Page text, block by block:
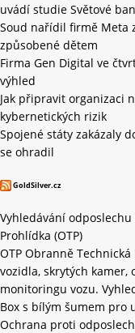
uvádí studie Světové
Soud nařídil firmě Meta
způsobené dětem
Firma Gen Digital ve
výhled
Jak připravit organizaci
kybernetických rizik
Spojené státy zakázaly
se ohradil
GoldSilver.cz
Vyhledávání
Prohlídka (OTP)
OTP Obranně
vozidla, skrytých kamer,
monitoringu vozu.
Box s bílým šumem pro
Ochrana proti